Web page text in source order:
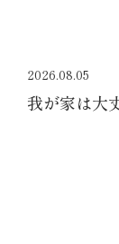
2026.08.05
我が家は大